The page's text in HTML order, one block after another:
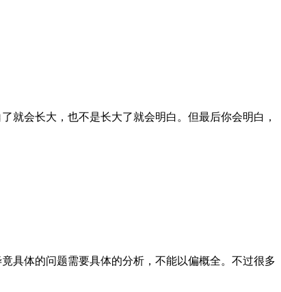
就会长大，也不是长大了就会明白。但最后你会明白，
具体的问题需要具体的分析，不能以偏概全。不过很多